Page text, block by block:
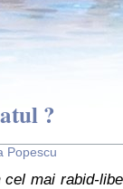
?
Popescu
mai rabid-